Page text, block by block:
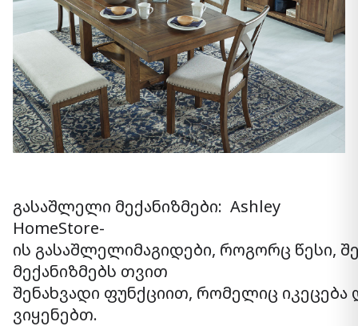
გასაშლელი მექანიზმები: Ashley
HomeStore-
ის გასაშლელიმაგიდები, როგორც წესი,
მექანიზმებს თვით
შენახვადი ფუნქციით, რომელიც იკეცება
ვიყენებთ.